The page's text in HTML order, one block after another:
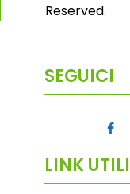
Reserved.
SEGUICI
LINK UTILI